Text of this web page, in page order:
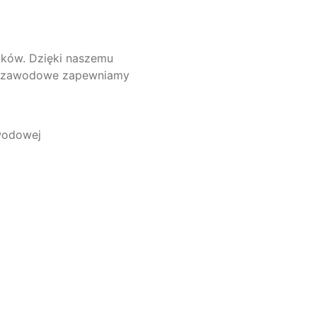
Dzięki naszemu
zapewniamy